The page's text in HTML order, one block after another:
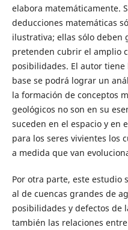
elabora matemáticamente.
deducciones matemáticas
ilustrativa; ellas sólo deben
pretenden cubrir el amplio
posibilidades. El autor
base se podrá lograr un
la formación de conceptos
geológicos no son en su
suceden en el espacio y en
para los seres vivientes los
a medida que van
Por otra parte, este estudio
al de cuencas grandes de
posibilidades y defectos de
también las relaciones